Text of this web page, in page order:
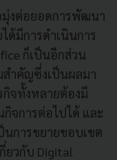
มุ่งต่อยอดการพัฒนา
ด้มีการดำเนินการ
ก็เป็นอีกส่วน
สำคัญซึ่งเป็นผลมา
กิจทั้งหลายต้องมี
จการต่อไปได้ และ
นการขยายขอบเขต
ยวกับ Digital